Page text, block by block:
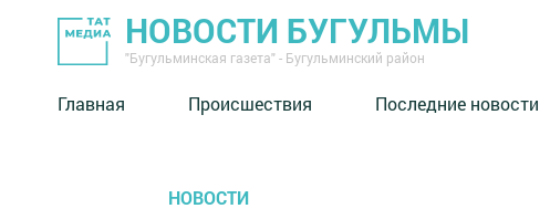
НОВОСТИ БУГУЛЬМЫ
"Бугульминская газета" - Бугульминский район
Главная Происшествия Последние новости
НОВОСТИ